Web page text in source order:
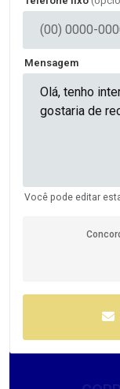
Mensagem
Você pode editar